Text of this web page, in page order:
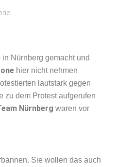
Nürnberg gemacht und
hier nicht nehmen
lautstark gegen
zu dem Protest aufgerufen
Nürnberg waren vor
Sie wollen das auch